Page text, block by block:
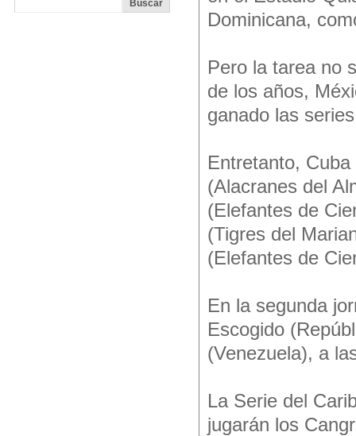
Dominicana,
Pero la tarea no
de los años,
ganado las
Entretanto,
(Alacranes del
(Elefantes de
(Tigres del
(Elefantes de
En la segunda
Escogido
(Venezuela), a
La Serie del
jugarán los